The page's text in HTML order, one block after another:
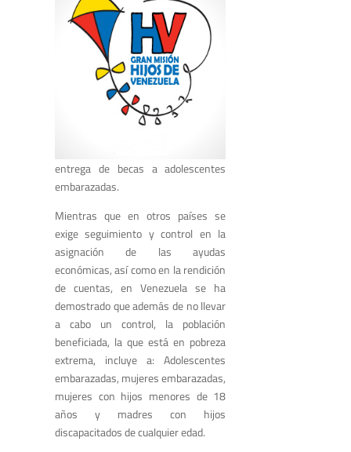
entrega de becas a adolescentes
embarazadas.
Mientras que en otros países se
exige seguimiento y control en la
asignación de las ayudas
económicas, así como en la rendición
de cuentas, en Venezuela se ha
demostrado que además de no llevar
a cabo un control, la población
beneficiada, la que está en pobreza
extrema, incluye a: Adolescentes
embarazadas, mujeres embarazadas,
mujeres con hijos menores de 18
años y madres con hijos
discapacitados de cualquier edad.